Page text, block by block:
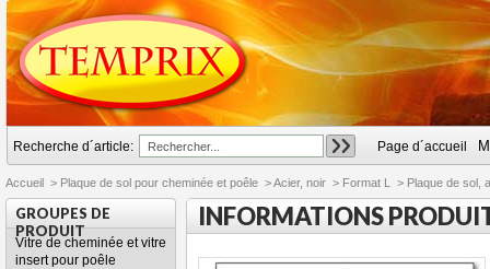
Recherche d´article: Page d´accueil
Accueil > Plaque de sol pour cheminée et poêle >Acier, noir > Format L > Plaque de sol,
INFORMATIONS
GROUPES DE
PRODUIT
Vitre de cheminée et vitre
insert pour poêle